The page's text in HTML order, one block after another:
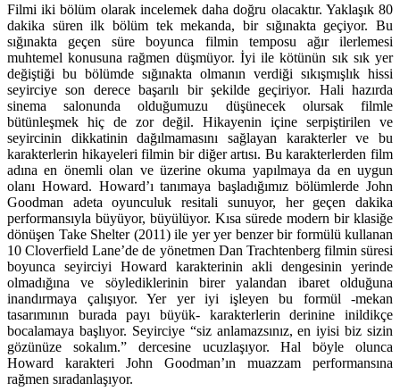
Filmi iki bölüm olarak incelemek daha doğru olacaktır. Yaklaşık 80
dakika süren ilk bölüm tek mekanda, bir sığınakta geçiyor. Bu
sığınakta geçen süre boyunca filmin temposu ağır ilerlemesi
muhtemel konusuna rağmen düşmüyor. İyi ile kötünün sık sık yer
değiştiği bu bölümde sığınakta olmanın verdiği sıkışmışlık hissi
seyirciye son derece başarılı bir şekilde geçiriyor. Hali hazırda
sinema salonunda olduğumuzu düşünecek olursak filmle
bütünleşmek hiç de zor değil. Hikayenin içine serpiştirilen ve
seyircinin dikkatinin dağılmamasını sağlayan karakterler ve bu
karakterlerin hikayeleri filmin bir diğer artısı. Bu karakterlerden film
adına en önemli olan ve üzerine okuma yapılmaya da en uygun
olanı Howard. Howard’ı tanımaya başladığımız bölümlerde John
Goodman adeta oyunculuk resitali sunuyor, her geçen dakika
performansıyla büyüyor, büyülüyor. Kısa sürede modern bir klasiğe
dönüşen Take Shelter (2011) ile yer yer benzer bir formülü kullanan
10 Cloverfield Lane’de de yönetmen Dan Trachtenberg filmin süresi
boyunca seyirciyi Howard karakterinin akli dengesinin yerinde
olmadığına ve söylediklerinin birer yalandan ibaret olduğuna
inandırmaya çalışıyor. Yer yer iyi işleyen bu formül -mekan
tasarımının burada payı büyük- karakterlerin derinine inildikçe
bocalamaya başlıyor. Seyirciye “siz anlamazsınız, en iyisi biz sizin
gözünüze sokalım.” dercesine ucuzlaşıyor. Hal böyle olunca
Howard karakteri John Goodman’ın muazzam performansına
rağmen sıradanlaşıyor.